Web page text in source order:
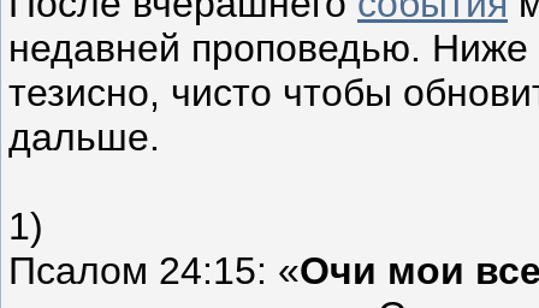
недавней проповедью. Ниже
тезисно, чисто чтобы
дальше.
1)
Псалом 24:15: «Очи мои